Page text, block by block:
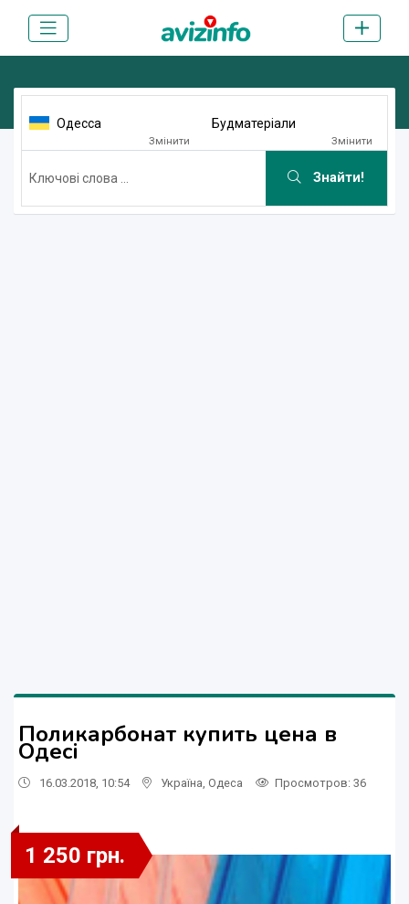
Одесса
Змінити
Будматеріали
Змінити
Знайти!
Поликарбонат купить цена в
Одесі
16.03.2018, 10:54 Україна Одеса Просмотров: 36
1 250 грн.